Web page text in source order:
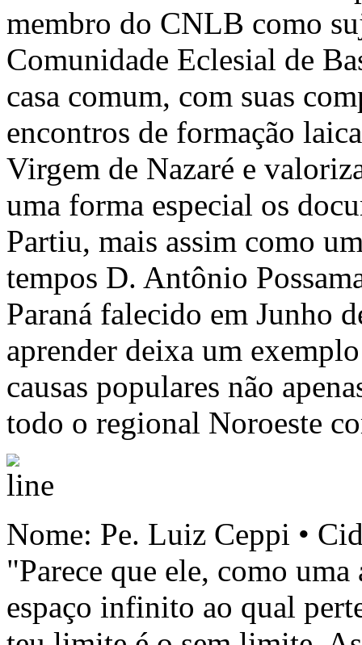
membro do CNLB como
Comunidade Eclesial de
casa comum, com suas
encontros de formação
Virgem de Nazaré e
uma forma especial os
Partiu, mais assim como
tempos D. Antônio
Paraná falecido em Junho
aprender deixa um
causas populares não
todo o regional Noroeste
Nome: Pe. Luiz Ceppi •
"Parece que ele, como
espaço infinito ao qual